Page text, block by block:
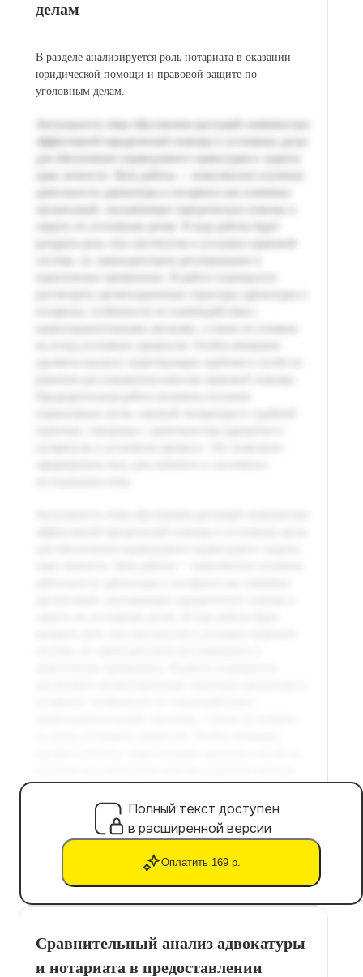
делам
В разделе анализируется роль нотариата в оказании
юридической помощи и правовой защите по
уголовным делам.
Полный текст доступен
в расширенной версии
Оплатить 169 р.
Сравнительный анализ адвокатуры
и нотариата в предоставлении